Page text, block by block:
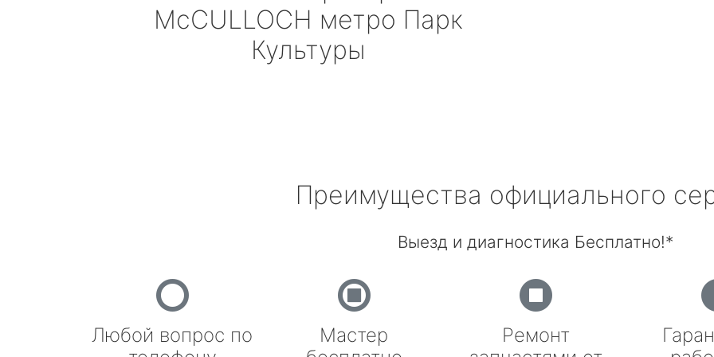
McCULLOCH метро Парк
Культуры
Преимущества официального
Выезд и диагностика Бесплатно!*
Любой вопрос по
Мастер
Ремонт